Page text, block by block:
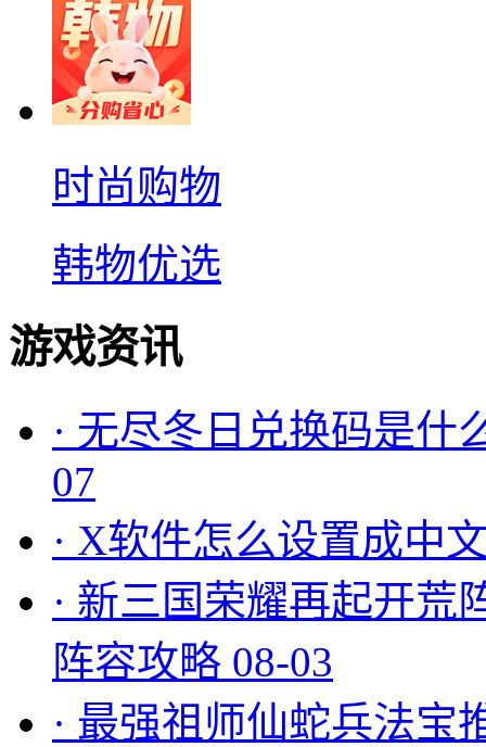
时尚购物
韩物优选
游戏资讯
· 无尽冬日兑换码是什
07
· X软件怎么设置成中
· 新三国荣耀再起开荒
阵容攻略 08-03
· 最强祖师仙蛇兵法宝